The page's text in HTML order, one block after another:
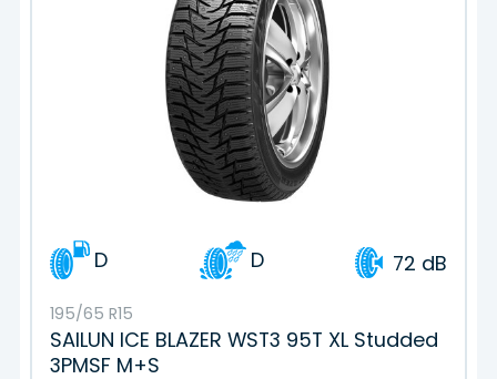
D D 72 dB
195/65 R15
SAILUN ICE BLAZER WST3 95T XL Studded
3PMSF M+S